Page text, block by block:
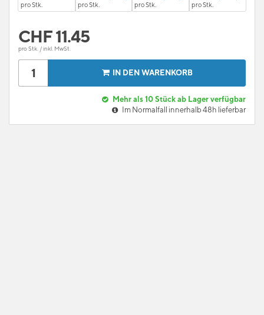
pro Stk.
pro Stk.
pro Stk.
pro Stk.
CHF11.45
pro Stk. / inkl. MwSt.
IN DEN WARENKORB
Mehr als 10 Stück ab Lager verfügbar
Im Normalfall innerhalb 48h lieferbar